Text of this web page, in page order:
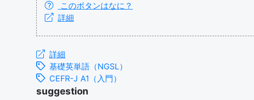
このボタンはなに？
詳細
詳細
基礎英単語（NGSL）
CEFR-J A1（入門）
suggestion